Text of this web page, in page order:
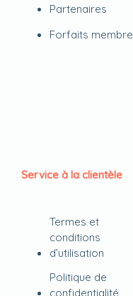
Partenaires
Forfaits membre
Service à la clientèle
Termes et
conditions
d’utilisation
Politique de
confidentialité